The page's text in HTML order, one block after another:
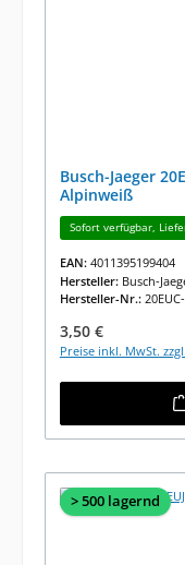
Busch-Jaeger
Alpinweiß
Sofort verfügbar,
EAN: 4011395199404
Hersteller: Busch-
Hersteller-Nr.:
Regulärer Preis:
3,50 €
Preise inkl. MwSt.
> 500 lagernd